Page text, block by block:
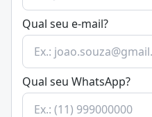
Qual seu e-mail?
Qual seu WhatsApp?